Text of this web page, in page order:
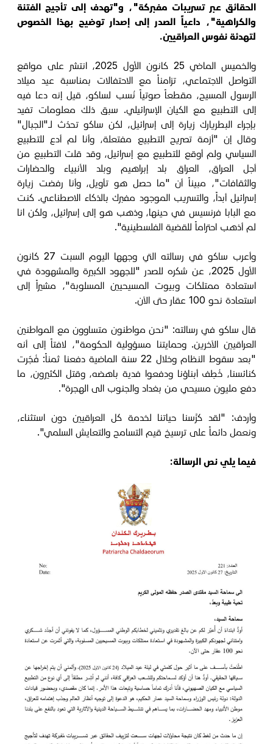
الحقائق عبر تسريبات مفبركة"، و"تهدف إلى تأجيج الفتنة
والكراهية"، داعياً الصدر إلى إصدار توضيح بهذا الخصوص
لتهدئة نفوس العراقيين.
والخميس الماضي 25 كانون الأول 2025، انتشر على مواقع
التواصل الاجتماعي، تزامناً مع الاحتفالات بمناسبة عيد ميلاد
الرسول المسيح، مقطعاً صوتياً نُسب لساكو، قيل إنه دعا فيه
إلى التطبيع مع الكيان الإسرائيلي. سبق ذلك معلومات تفيد
بإجراء البطريارك زيارة إلى إسرائيل، لكن ساكو تحدّث لـ"الجبال"
وقال إن "أزمة تصريح التطبيع مفتعلة، وأنا لم أدع للتطبيع
السياسي ولم أوقع للتطبيع مع إسرائيل، وقد قلت التطبيع من
أجل العراق، العراق بلد إبراهيم وبلد الأنبياء والحضارات
والثقافات"، مبيناً أن "ما حصل هو تأويل، وأنا رفضت زيارة
إسرائيل أبداً، والتسريب الموجود مفبرك بالذكاء الاصطناعي. كنت
مع البابا فرنسيس في حينها، وذهب هو إلى إسرائيل، ولكن انا
لم أذهب احتراماً للقضية الفلسطينية".
وأعرب ساكو في رسالته التي وجهها اليوم السبت 27 كانون
الأول 2025، عن شكره للصدر "للجهود الكبيرة والمشهودة في
استعادة ممتلكات وبيوت المسيحيين المسلوبة"، مشيراً إلى
استعادة نحو 100 عقار حتى الآن.
قال ساكو في رسالته: "نحن مواطنون متساوون مع المواطنين
العراقيين الآخرين. وحمايتنا مسؤولية الحكومة"، لافتاً إلى أنه
"بعد سقوط النظام وخلال 22 سنة الماضية دفعنا ثمناً: فُجّرت
كنائسنا، خُطِف أبناؤنا ودفعوا فدية باهضه، وقتل الكثيرون، ما
دفع مليون مسيحي من بغداد والجنوب الى الهجرة".
وأردف: "لقد كرَّسنا حياتنا لخدمة كل العراقيين دون استثناء،
ونعمل دائماً على ترسيخ قيم التسامح والتعايش السلمي".
فيما يلي نص الرسالة: